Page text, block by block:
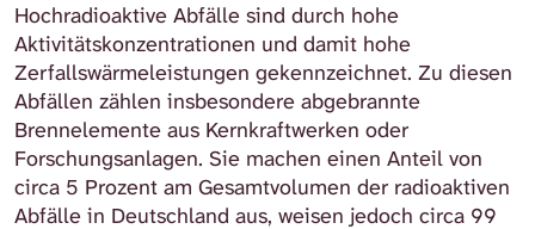
Hochradioaktive Abfälle sind durch hohe
Aktivitätskonzentrationen und damit hohe
Zerfallswärmeleistungen gekennzeichnet. Zu diesen
Abfällen zählen insbesondere abgebrannte
Brennelemente aus Kernkraftwerken oder
Forschungsanlagen. Sie machen einen Anteil von
circa 5 Prozent am Gesamtvolumen der radioaktiven
Abfälle in Deutschland aus, weisen jedoch circa 99